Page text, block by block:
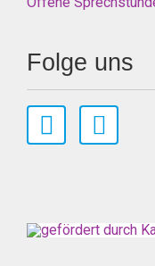
Folge uns